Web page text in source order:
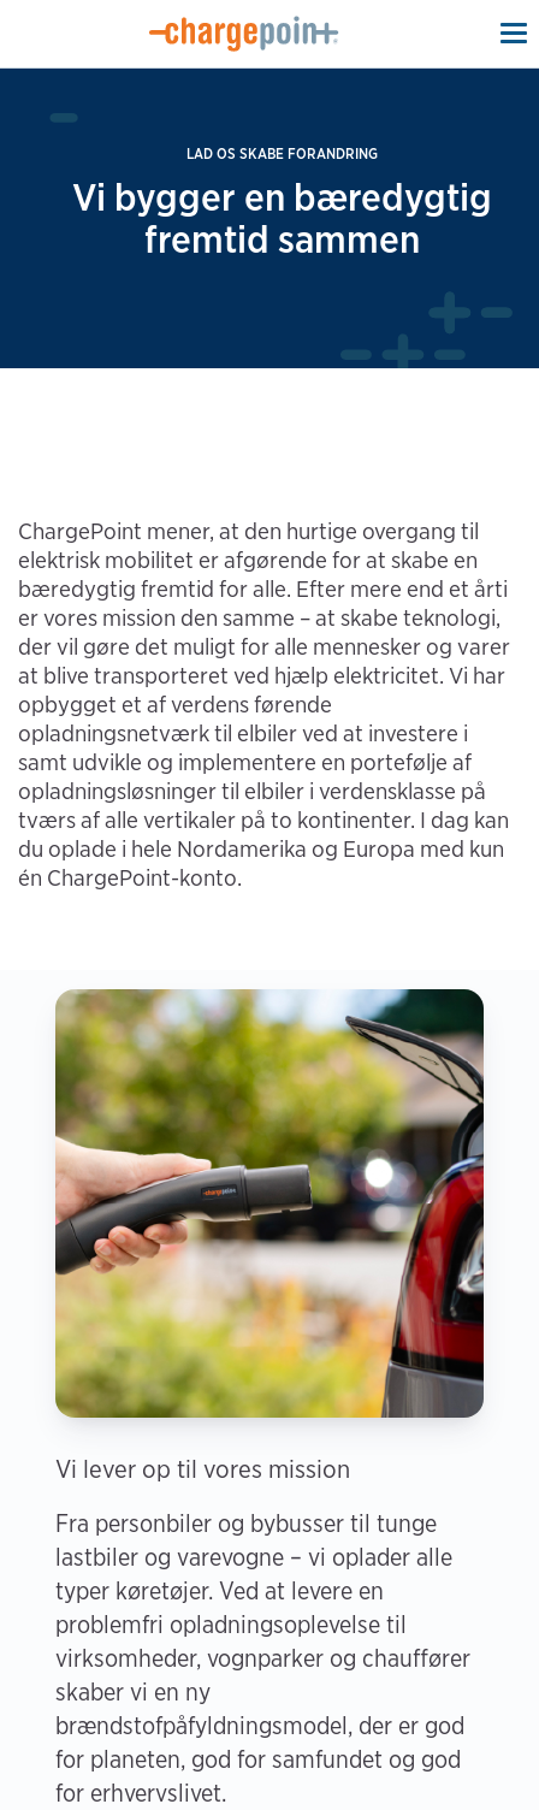
LAD OS SKABE FORANDRING
Vi bygger en bæredygtig
fremtid sammen
ChargePoint mener, at den hurtige overgang til
elektrisk mobilitet er afgørende for at skabe en
bæredygtig fremtid for alle. Efter mere end et årti
er vores mission den samme – at skabe teknologi,
der vil gøre det muligt for alle mennesker og varer
at blive transporteret ved hjælp elektricitet. Vi har
opbygget et af verdens førende
opladningsnetværk til elbiler ved at investere i
samt udvikle og implementere en portefølje af
opladningsløsninger til elbiler i verdensklasse på
tværs af alle vertikaler på to kontinenter. I dag kan
du oplade i hele Nordamerika og Europa med kun
én ChargePoint-konto.
Vi lever op til vores mission
Fra personbiler og bybusser til tunge
lastbiler og varevogne – vi oplader alle
typer køretøjer. Ved at levere en
problemfri opladningsoplevelse til
virksomheder, vognparker og chauffører
skaber vi en ny
brændstofpåfyldningsmodel, der er god
for planeten, god for samfundet og god
for erhvervslivet.